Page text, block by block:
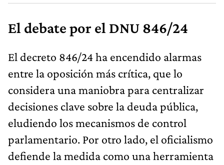
El debate por el DNU 846/24
El decreto 846/24 ha encendido alarmas
entre la oposición más crítica, que lo
considera una maniobra para centralizar
decisiones clave sobre la deuda pública,
eludiendo los mecanismos de control
parlamentario. Por otro lado, el oficialismo
defiende la medida como una herramienta